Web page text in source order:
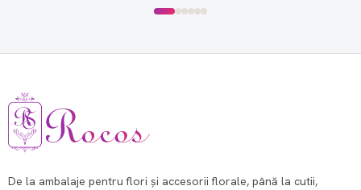
De la ambalaje pentru flori și accesorii florale, până la cutii,